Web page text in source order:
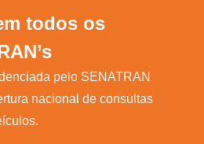
todos os
pelo SENATRAN
nacional de consultas